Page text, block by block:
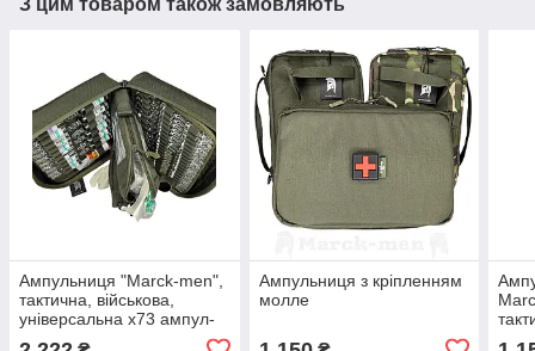
З цим товаром також замовляють
Ампульниця "Marck-men",
тактична, військова,
універсальна х73 ампул-
Ампульниця з кріпленням
молле